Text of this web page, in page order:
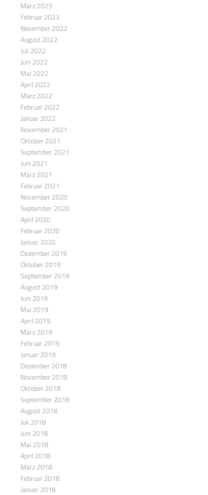
März 2023
Februar 2023
November 2022
August 2022
Juli 2022
Juni 2022
Mai 2022
April 2022
März 2022
Februar 2022
Januar 2022
November 2021
Oktober 2021
September 2021
Juni 2021
März 2021
Februar 2021
November 2020
September 2020
April 2020
Februar 2020
Januar 2020
Dezember 2019
Oktober 2019
September 2019
August 2019
Juni 2019
Mai 2019
April 2019
März 2019
Februar 2019
Januar 2019
Dezember 2018
November 2018
Oktober 2018
September 2018
August 2018
Juli 2018
Juni 2018
Mai 2018
April 2018
März 2018
Februar 2018
Januar 2018